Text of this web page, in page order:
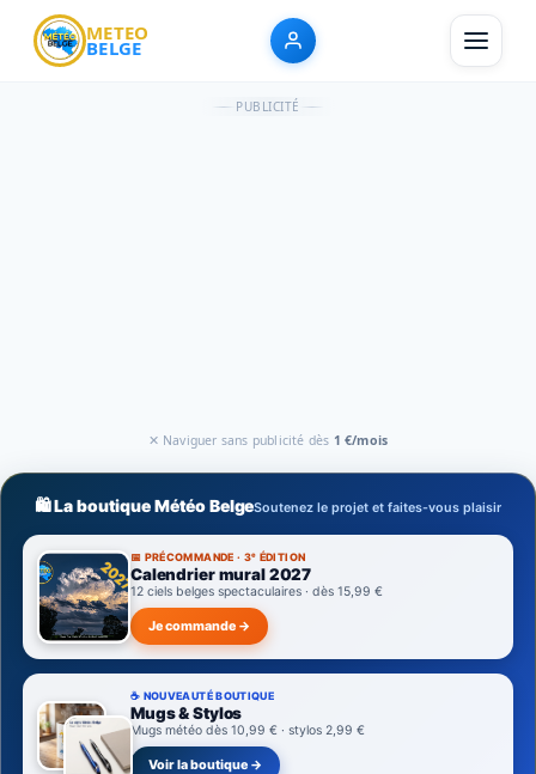
METEO
BELGE
PUBLICITÉ
✕ Naviguer sans publicité dès 1 €/mois
🛍️ La boutique Météo BelgeSoutenez le projet et faites-vous plaisir
📅 PRÉCOMMANDE · 3ᵉ ÉDITION
Calendrier mural 2027
12 ciels belges spectaculaires · dès 15,99 €
Je commande →
☕ NOUVEAUTÉ BOUTIQUE
Mugs & Stylos
Mugs météo dès 10,99 € · stylos 2,99 €
Voir la boutique →